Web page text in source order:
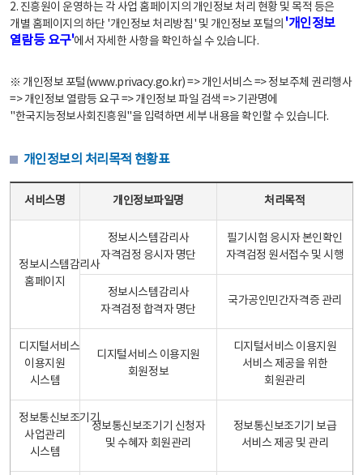
2. 진흥원이 운영하는 각 사업 홈페이지의 개인정보 처리 현황 및 목적 등은
개별 홈페이지의 하단 '개인정보 처리방침' 및 개인정보 포털의 '개인정보
열람등 요구'에서 자세한 사항을 확인하실 수 있습니다.
※ 개인정보 포털(www.privacy.go.kr) => 개인서비스 => 정보주체 권리행사
=> 개인정보 열람등 요구 => 개인정보 파일 검색 => 기관명에
"한국지능정보사회진흥원"을 입력하면 세부 내용을 확인할 수 있습니다.
개인정보의 처리목적 현황표
서비스명 개인정보파일명 처리목적
정보시스템감리사
홈페이지
정보시스템감리사
자격검정 응시자 명단
필기시험 응시자 본인확인
자격검정 원서접수 및 시행
정보시스템감리사
자격검정 합격자 명단
국가공인민간자격증 관리
디지털서비스
이용지원
시스템
디지털서비스 이용지원
회원정보
디지털서비스 이용지원
서비스 제공을 위한
회원관리
정보통신보조기기
사업관리
시스템
정보통신보조기기 신청자
및 수혜자 회원관리
정보통신보조기기 보급
서비스 제공 및 관리